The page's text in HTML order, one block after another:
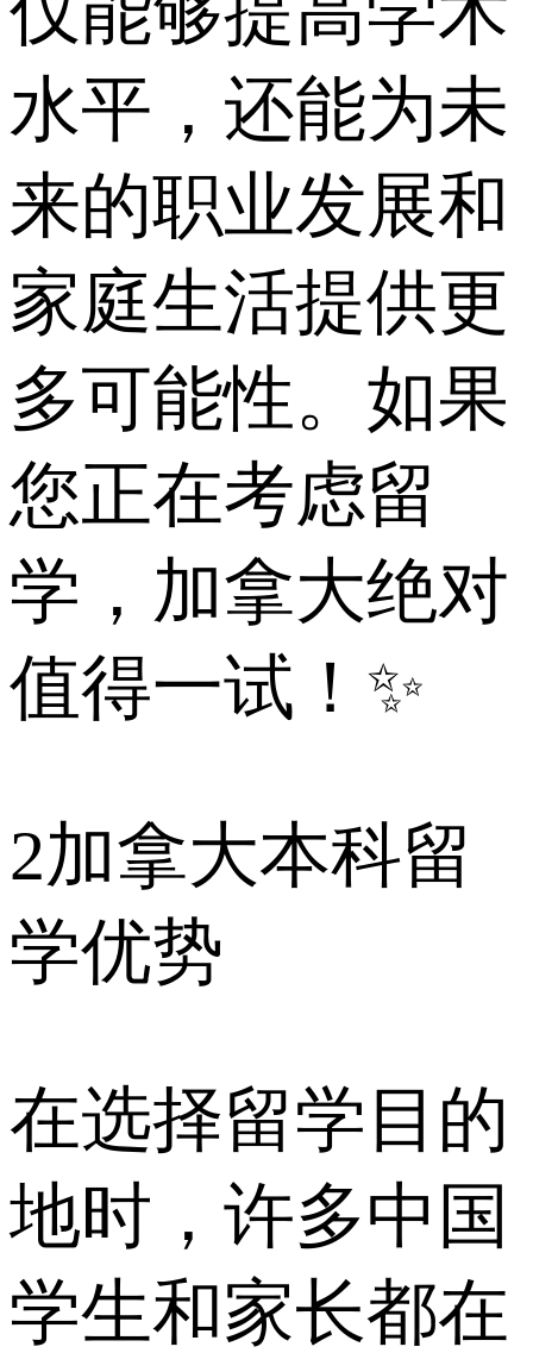
水平，还能为未
来的职业发展和
家庭生活提供更
多可能性。如果
您正在考虑留
学，加拿大绝对
值得一试！✨
2加拿大本科留
学优势
在选择留学目的
地时，许多中国
学生和家长都在